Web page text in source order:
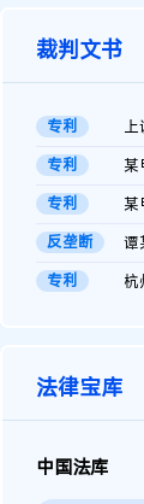
裁判文书
专利
专利
专利
反垄断
专利
法律宝库
中国法库